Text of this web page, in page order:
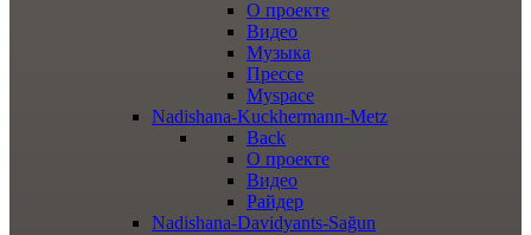
О проекте
Видео
Музыка
Прессе
Myspace
Nadishana-Kuckhermann-Metz
Back
О проекте
Видео
Райдер
Nadishana-Davidyants-Sağun